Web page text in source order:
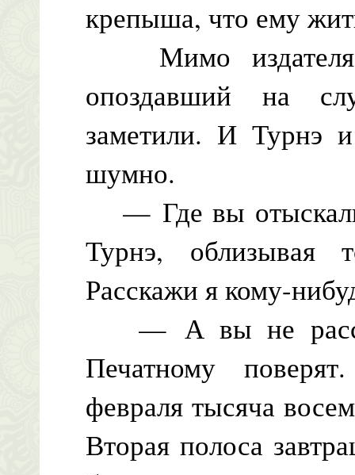
крепыша, что ему
Мимо издателя
опоздавший на
заметили. И Турнэ
шумно.
— Где вы
Турнэ,
Расскажи я кому-
— А вы не
Печатному
февраля тысяча
Вторая полоса